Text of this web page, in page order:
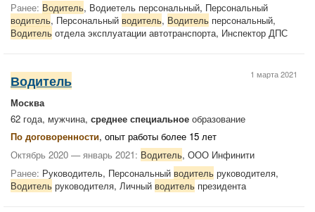
Ранее: Водитель, Водиетель персональный, Персональный
водитель, Персональный водитель, Водитель персональный,
Водитель отдела эксплуатации автотранспорта, Инспектор ДПС
1 марта 2021
Водитель
Москва
62 года, мужчина, среднее специальное образование
По договоренности, опыт работы более 15 лет
Октябрь 2020 — январь 2021: Водитель, ООО Инфинити
Ранее: Руководитель, Персональный водитель руководителя,
Водитель руководителя, Личный водитель президента